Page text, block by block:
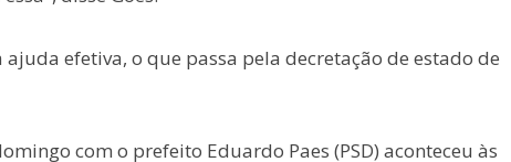
efetiva, o que passa pela decretação de estado de
com o prefeito Eduardo Paes (PSD) aconteceu às